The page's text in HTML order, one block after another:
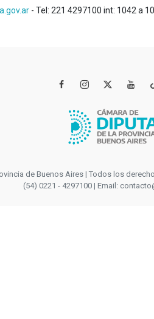
- Tel: 221 4297100 int: 1042 a
 
de Buenos Aires | Todos los
(54) 0221 - 4297100 | Email: